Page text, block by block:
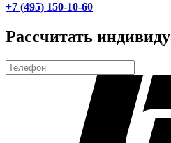
+7 (495) 150-10-60
Рассчитать